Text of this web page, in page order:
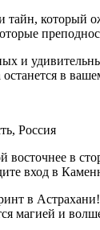
который
и
в
Россия
восточнее в
вход в
в
магией и